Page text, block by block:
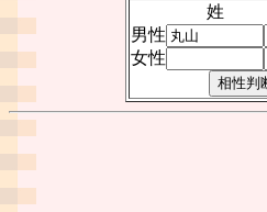
姓
男性
女性